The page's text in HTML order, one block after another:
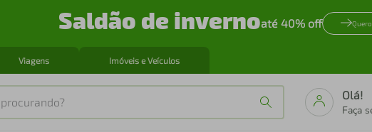
Saldão de invernoaté 40% off Quero
Viagens Imóveis e Veículos
Olá!
Faça